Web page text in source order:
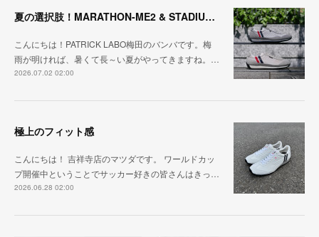
夏の選択肢！MARATHON-ME2 & STADIUM-ME2
こんにちは！PATRICK LABO梅田のバンバです。梅
雨が明ければ、暑くて長～い夏がやってきますね。…
2026.07.02 02:00
極上のフィット感
こんにちは！ 吉祥寺店のマツダです。 ワールドカッ
プ開催中ということでサッカー好きの皆さんはきっ…
2026.06.28 02:00